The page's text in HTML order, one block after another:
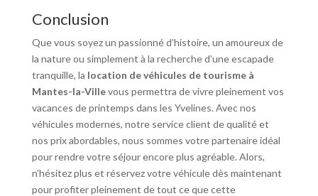
Conclusion
Que vous soyez un passionné d’histoire, un amoureux de
la nature ou simplement à la recherche d’une escapade
tranquille, la location de véhicules de tourisme à
Mantes-la-Villevous permettra de vivre pleinement vos
vacances de printemps dans les Yvelines. Avec nos
véhicules modernes, notre service client de qualité et
nos prix abordables, nous sommes votre partenaire idéal
pour rendre votre séjour encore plus agréable. Alors,
n’hésitez plus et réservez votre véhicule dès maintenant
pour profiter pleinement de tout ce que cette